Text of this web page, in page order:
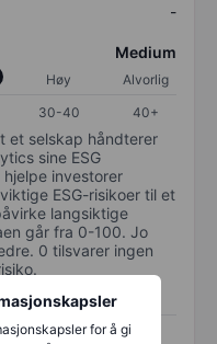
for å gi
-
Medium
Høy
Alvorlig
30-40 40+
et selskap håndterer
sine ESG
investorer
ESG-risikoer til et
langsiktige
går fra 0-100. Jo
0 tilsvarer ingen